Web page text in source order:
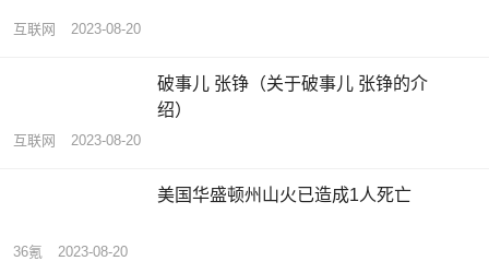
互联网 2023-08-20
破事儿 张铮（关于破事儿 张铮的介
绍）
互联网 2023-08-20
美国华盛顿州山火已造成1人死亡
36氪 2023-08-20